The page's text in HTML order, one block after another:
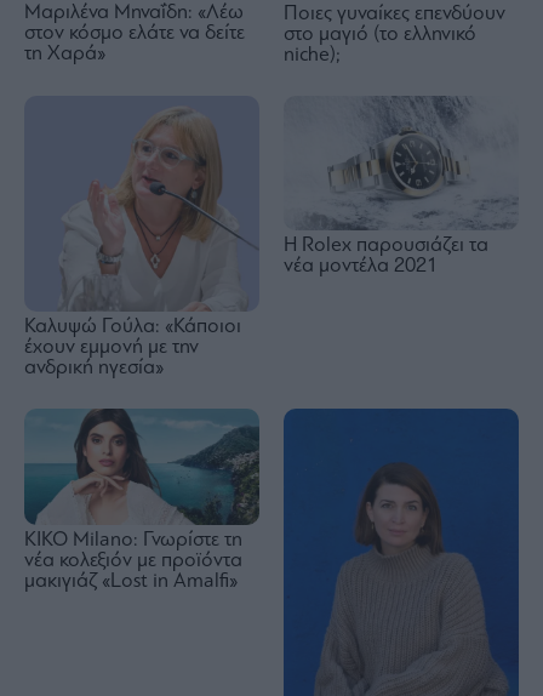
Μαριλένα Μηναΐδη: «Λέω
στον κόσμο ελάτε να δείτε
τη Χαρά»
Ποιες γυναίκες επενδύουν
στο μαγιό (το ελληνικό
niche);
Καλυψώ Γούλα: «Κάποιοι
έχουν εμμονή με την
ανδρική ηγεσία»
Η Rolex παρουσιάζει τα
νέα μοντέλα 2021
KIKO Milano: Γνωρίστε τη
νέα κολεξιόν με προϊόντα
μακιγιάζ «Lost in Amalfi»